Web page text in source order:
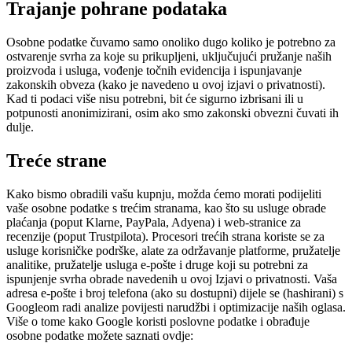
Trajanje pohrane podataka
Osobne podatke čuvamo samo onoliko dugo koliko je potrebno za
ostvarenje svrha za koje su prikupljeni, uključujući pružanje naših
proizvoda i usluga, vođenje točnih evidencija i ispunjavanje
zakonskih obveza (kako je navedeno u ovoj izjavi o privatnosti).
Kad ti podaci više nisu potrebni, bit će sigurno izbrisani ili u
potpunosti anonimizirani, osim ako smo zakonski obvezni čuvati ih
dulje.
Treće strane
Kako bismo obradili vašu kupnju, možda ćemo morati podijeliti
vaše osobne podatke s trećim stranama, kao što su usluge obrade
plaćanja (poput Klarne, PayPala, Adyena) i web-stranice za
recenzije (poput Trustpilota). Procesori trećih strana koriste se za
usluge korisničke podrške, alate za održavanje platforme, pružatelje
analitike, pružatelje usluga e-pošte i druge koji su potrebni za
ispunjenje svrha obrade navedenih u ovoj Izjavi o privatnosti. Vaša
adresa e-pošte i broj telefona (ako su dostupni) dijele se (hashirani) s
Googleom radi analize povijesti narudžbi i optimizacije naših oglasa.
Više o tome kako Google koristi poslovne podatke i obrađuje
osobne podatke možete saznati ovdje: